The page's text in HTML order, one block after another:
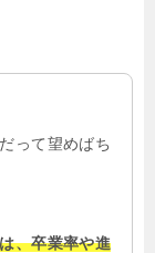
って望めばち
、卒業率や進